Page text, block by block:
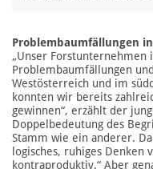
Problembaumfällungen
„Unser
Problembaumfällungen
Westösterreich und im
konnten wir bereits
gewinnen“, erzählt der
Doppelbedeutung des
Stamm wie ein anderer.
logisches, ruhiges
kontraproduktiv.“ Aber